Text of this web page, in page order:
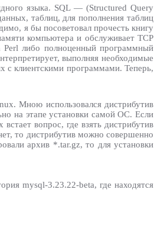
языка. SQL — (Structured Query
таблиц, для пополнения таблиц
я бы посоветовал прочесть книгу
компьютера и обслуживает TCP
Perl либо полноценный программный
выполняя необходимые
с клиентскими программами. Теперь,
Мною использовался дистрибутив
на этапе установки самой ОС. Если
вопрос, где взять дистрибутив
то дистрибутив можно совершенно
архив *.tar.gz, то для установки
mysql-3.23.22-beta, где находятся